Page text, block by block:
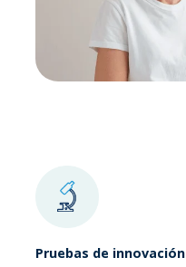
Pruebas de innovación